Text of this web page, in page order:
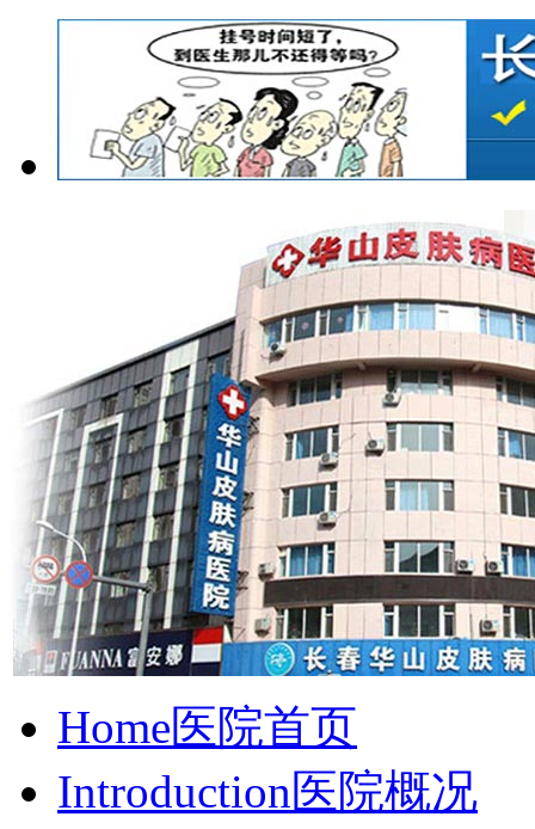
Home医院首页
Introduction医院概况